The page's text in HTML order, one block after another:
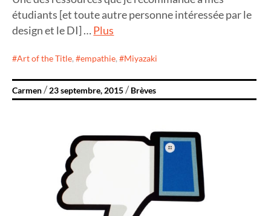
étudiants [et toute autre personne intéressée par le
design et le DI] …Plus
Art of the Title, empathie, Miyazaki
Carmen 23 septembre, 2015 Brèves